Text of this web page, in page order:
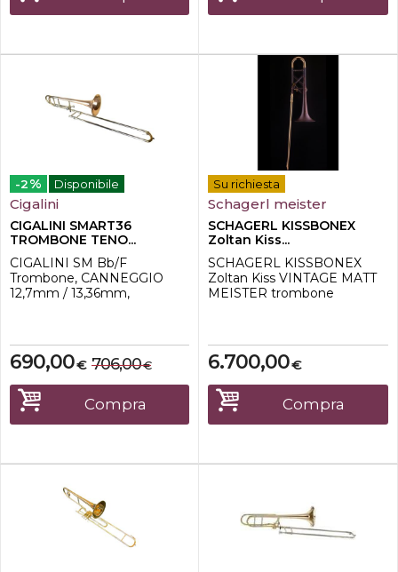
applicazione universale,
lavorazione di alta qualità e
alla sua applicazione
universale, lavorazione di alta
-2% Disponibile
Cigalini
CIGALINI SMART36
TROMBONE TENO...
CIGALINI SM Bb/F
Trombone, CANNEGGIO
12,7mm / 13,36mm,
TECNICHE: -Marchio Cigalini
-Modello TB-SM-Trombone
tenore in Sib/FA-Valvola
Ritorta in FA-Canneggio:
12,7mm / 13,36mm
(PICCOLO)-Campana di
€
690,00 €
706,00
Compra
Su richiesta
Schagerl meister
SCHAGERL KISSBONEX
Zoltan Kiss...
SCHAGERL KISSBONEX
Zoltan Kiss VINTAGE MATT
MEISTER trombone
Bell 220mmOgni musicista
sogna uno strumento che si
adatta perfettamente alle
sue esigenze.Ho
immaginato un trombone
con un suono brillante e uno
€
6.700,00
Compra